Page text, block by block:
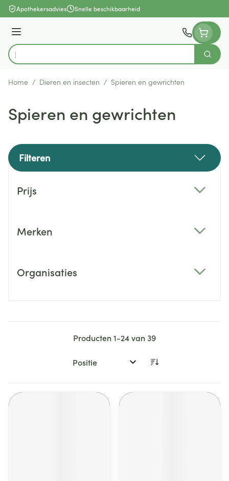
Ga naar de inhoud
Apothekersadvies Snelle beschikbaarheid
Menu
Product, merk, categorie...
Zoek
Home / Dieren en insecten / Spieren en gewrichten
Spieren en gewrichten
Filteren
Prijs
Merken
Organisaties
Producten1-24van39
Sorteer op: